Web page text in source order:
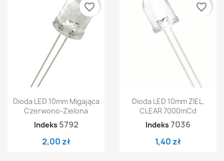
Dioda LED 10mm Migająca
Czerwono-Zielona
Indeks 5792
2,00 zł
favorite_border
Dioda LED 10mm ZIEL.
CLEAR 7000mCd
Indeks7036
1,40 zł
favorite_border